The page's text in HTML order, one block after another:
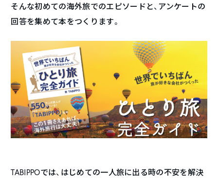
そんな初めての海外旅でのエピソードと、アンケートの
回答を集めて本をつくります。
TABIPPOでは、はじめての一人旅に出る時の不安を解決